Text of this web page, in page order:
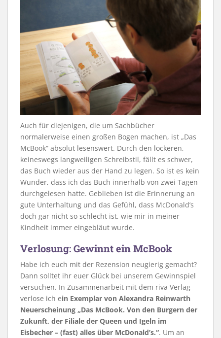
Auch für diejenigen, die um Sachbücher
normalerweise einen großen Bogen machen, ist „Das
McBook“ absolut lesenswert. Durch den lockeren,
keineswegs langweiligen Schreibstil, fällt es schwer,
das Buch wieder aus der Hand zu legen. So ist es kein
Wunder, dass ich das Buch innerhalb von zwei Tagen
durchgelesen hatte. Geblieben ist die Erinnerung an
gute Unterhaltung und das Gefühl, dass McDonald’s
doch gar nicht so schlecht ist, wie mir in meiner
Kindheit immer eingebläut wurde.
Verlosung: Gewinnt ein McBook
Habe ich euch mit der Rezension neugierig gemacht?
Dann solltet ihr euer Glück bei unserem Gewinnspiel
versuchen. In Zusammenarbeit mit dem riva Verlag
verlose ich ein Exemplar von Alexandra Reinwarth
Neuerscheinung „Das McBook. Von den Burgern der
Zukunft, der Filiale der Queen und Igeln im
Eisbecher – (fast) alles über McDonald’s.“. Um an